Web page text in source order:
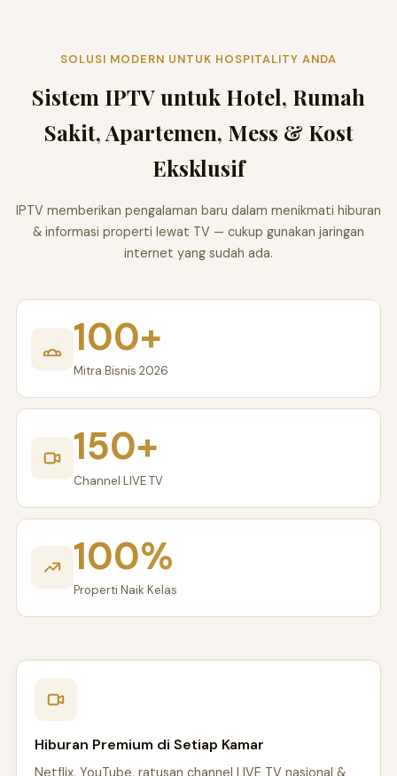
SOLUSI MODERN UNTUK HOSPITALITY ANDA
Sistem IPTV untuk Hotel, Rumah
Sakit, Apartemen, Mess & Kost
Eksklusif
IPTV memberikan pengalaman baru dalam menikmati hiburan
& informasi properti lewat TV — cukup gunakan jaringan
internet yang sudah ada.
100+
Mitra Bisnis 2026
150+
Channel LIVE TV
100%
Properti Naik Kelas
Hiburan Premium di Setiap Kamar
Netflix, YouTube, ratusan channel LIVE TV nasional &